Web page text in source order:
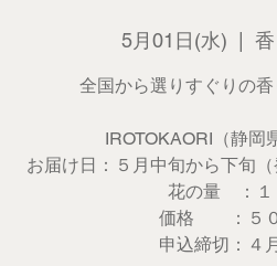
5月01日(水)
全国から選りすぐりの
IROTOKAORI（静岡
お届け日：５月中旬から下旬（
花の量 ：１
価格 ：５０
申込締切：４